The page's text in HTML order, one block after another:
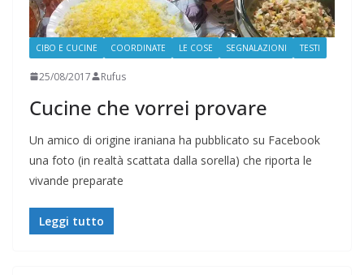
CIBO E CUCINE COORDINATE LE COSE SEGNALAZIONI TESTI
25/08/2017 Rufus
Cucine che vorrei provare
Un amico di origine iraniana ha pubblicato su Facebook
una foto (in realtà scattata dalla sorella) che riporta le
vivande preparate
Leggi tutto